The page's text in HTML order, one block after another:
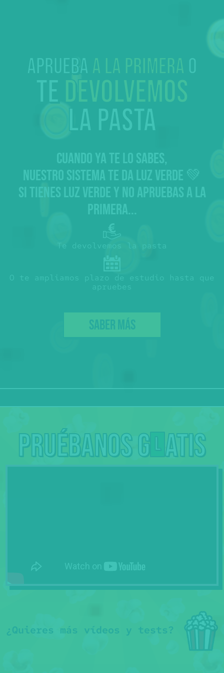
Aprueba a la primera o
te devolvemos
la pasta
CUANDO YA TE LO SABES,
NUESTRO SISTEMA TE DA LUZ VERDE 💚
SI TIENES LUZ VERDE Y NO APRUEBAS A LA
PRIMERA...
Te devolvemos la pasta
O te ampliamos plazo de estudio hasta que
apruebes
SABER MÁS
Pruébanos g L atis
¿Quieres más vídeos y tests?